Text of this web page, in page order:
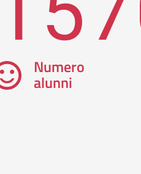
Numero
alunni